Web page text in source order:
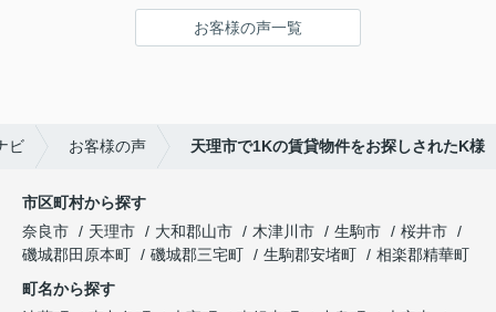
鍵の受け取りのときに、また元気(o・・o)/~お店に
お客様の声一覧
ビ お客様の声 天理市で1Kの賃貸物件をお探しされたK様
市区町村から探す
奈良市
天理市 大和郡山市 木津川市 生駒市
桜井市
磯城郡田原本町
磯城郡三宅町 生駒郡安堵町
相楽郡精華町
町名から探す